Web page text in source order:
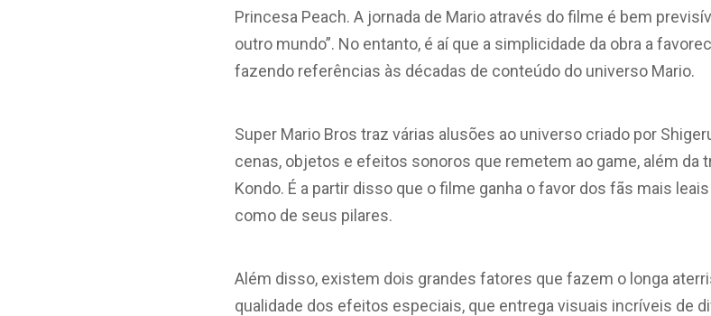
Princesa Peach. A jornada de Mario através do filme é bem
outro mundo”. No entanto, é aí que a simplicidade da obra a
fazendo referências às décadas de conteúdo do universo Mario.
Super Mario Bros traz várias alusões ao universo criado por
cenas, objetos e efeitos sonoros que remetem ao game, além da
Kondo. É a partir disso que o filme ganha o favor dos fãs mais
como de seus pilares.
Além disso, existem dois grandes fatores que fazem o longa
qualidade dos efeitos especiais, que entrega visuais incríveis de